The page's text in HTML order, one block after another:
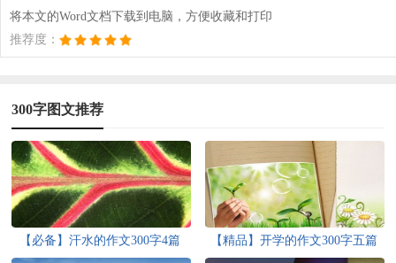
将本文的Word文档下载到电脑，方便收藏和打印
推荐度：
300字图文推荐
【必备】汗水的作文300字4篇 【精品】开学的作文300字五篇